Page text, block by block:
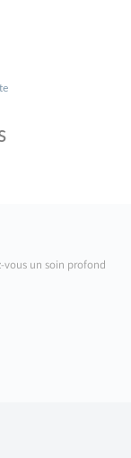
un soin profond